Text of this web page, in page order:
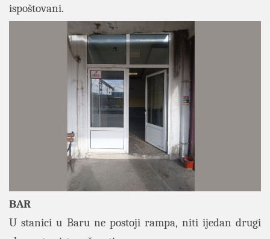
ispoštovani.
BAR
U stanici u Baru ne postoji rampa, niti ijedan drugi